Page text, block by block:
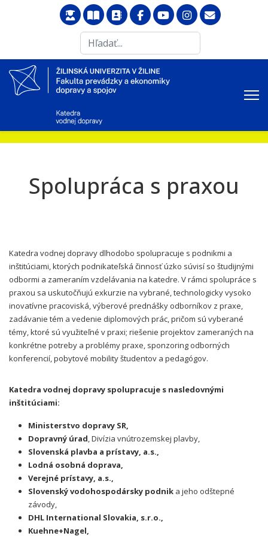
...
Spolupráca s praxou
Katedra vodnej dopravy dlhodobo spolupracuje s podnikmi a
inštitúciami, ktorých podnikateľská činnosť úzko súvisí so študijnými
odbormi a zameraním vzdelávania na katedre. V rámci spolupráce s
praxou sa uskutočňujú exkurzie na vybrané, technologicky vysoko
inovatívne pracoviská, výberové prednášky odborníkov z praxe,
zadávanie tém a vedenie diplomových prác, pričom sú vyberané
témy, ktoré sú využiteľné v praxi; riešenie projektov zameraných na
konkrétne potreby a problémy praxe, sponzoring odborných
konferencií, pobytové mobility študentov a pedagógov.
Katedra vodnej dopravy spolupracuje s nasledovnými
inštitúciami:
Ministerstvo dopravy SR,
Dopravný úrad, Divízia vnútrozemskej plavby,
Slovenská plavba a prístavy, a.s.,
Lodná osobná doprava,
Verejné prístavy, a.s.,
Slovenský vodohospodársky podnik a jeho odštepné
závody,
DHL International Slovakia, s.r.o.,
Kuehne+Nagel,